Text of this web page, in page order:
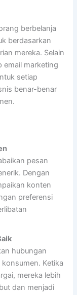
berbelanja
berdasarkan
mereka. Selain
email marketing
setiap
benar-benar
pesan
Dengan
konten
preferensi
hubungan
Ketika
mereka lebih
dan menjadi